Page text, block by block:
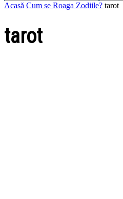
Acasă Cum se Roaga Zodiile? tarot
tarot